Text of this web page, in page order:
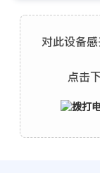
对此设备
点击